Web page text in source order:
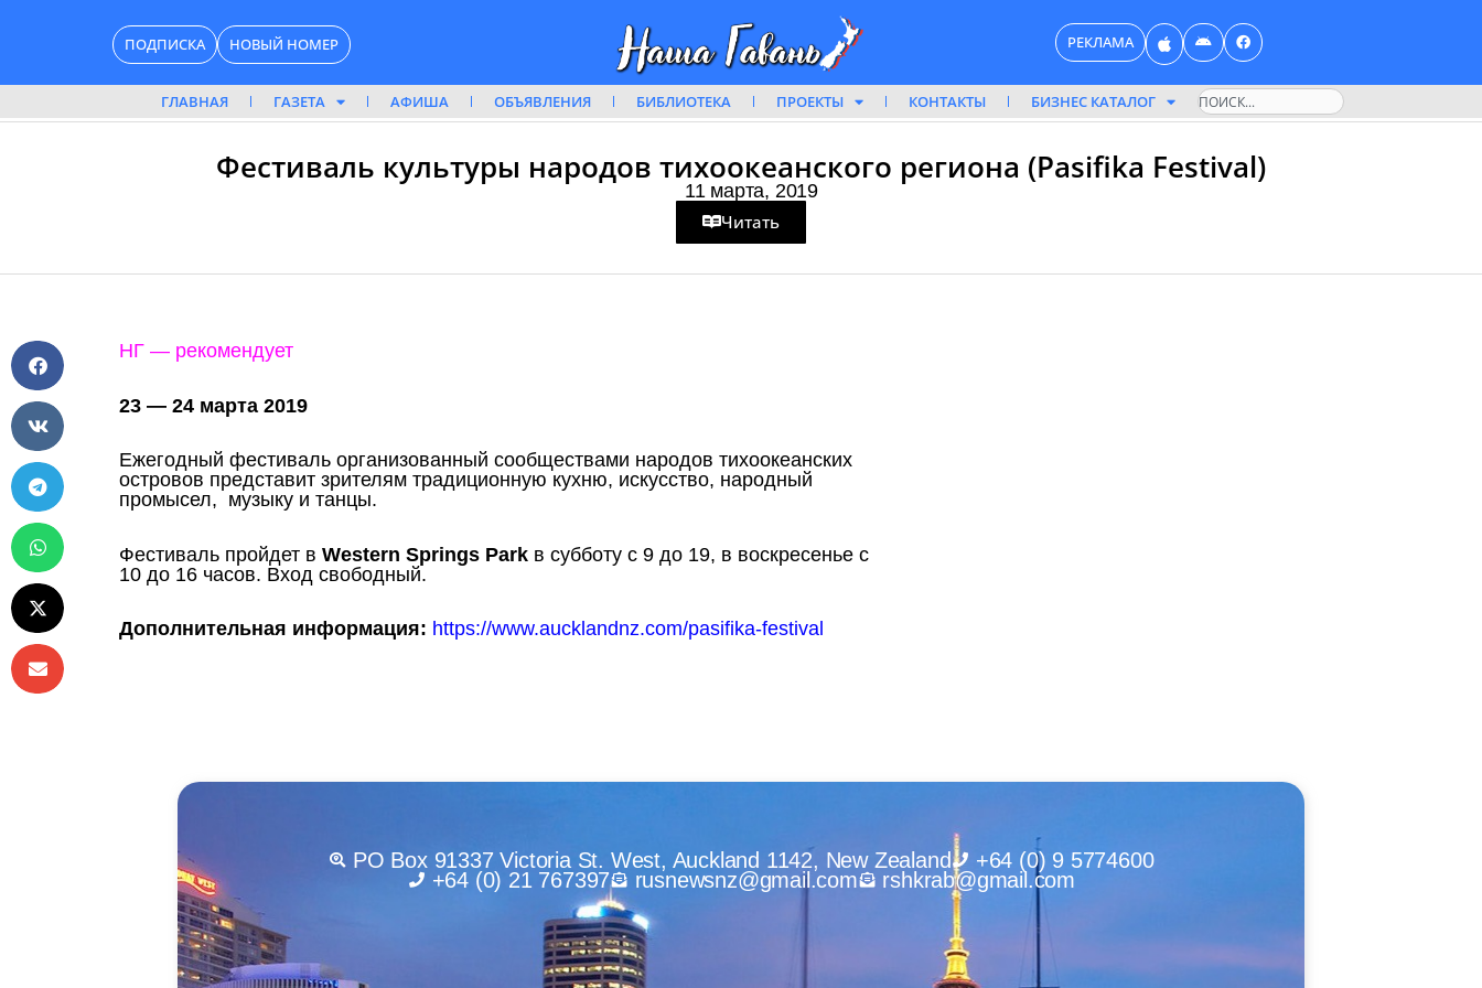
ПОДПИСКА НОВЫЙ НОМЕР РЕКЛАМА
ГЛАВНАЯ ГАЗЕТА АФИША ОБЪЯВЛЕНИЯ БИБЛИОТЕКА ПРОЕКТЫ КОНТАКТЫ БИЗНЕС КАТАЛОГ Поиск
Фестиваль культуры народов тихоокеанского региона (Pasifika Festival)
11 марта, 2019
Читать
НГ — рекомендует
23 — 24 марта 2019
Ежегодный фестиваль организованный сообществами народов тихоокеанских
островов представит зрителям традиционную кухню, искусство, народный
промысел, музыку и танцы.
Фестиваль пройдет в Western Springs Park в субботу с 9 до 19, в воскресенье с
10 до 16 часов. Вход свободный.
Дополнительная информация: https://www.aucklandnz.com/pasifika-festival
PO Box 91337 Victoria St. West, Auckland 1142, New Zealand
+64 (0) 9 5774600
+64 (0) 21 767397
rusnewsnz@gmail.com rshkrab@gmail.com